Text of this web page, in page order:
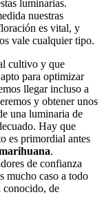
luminarias.
nuestras
es vital, y
vale cualquier tipo.
cultivo y que
para optimizar
llegar incluso a
y obtener unos
una luminaria de
Hay que
es primordial antes
.
de confianza
mucho caso a todo
conocido, de